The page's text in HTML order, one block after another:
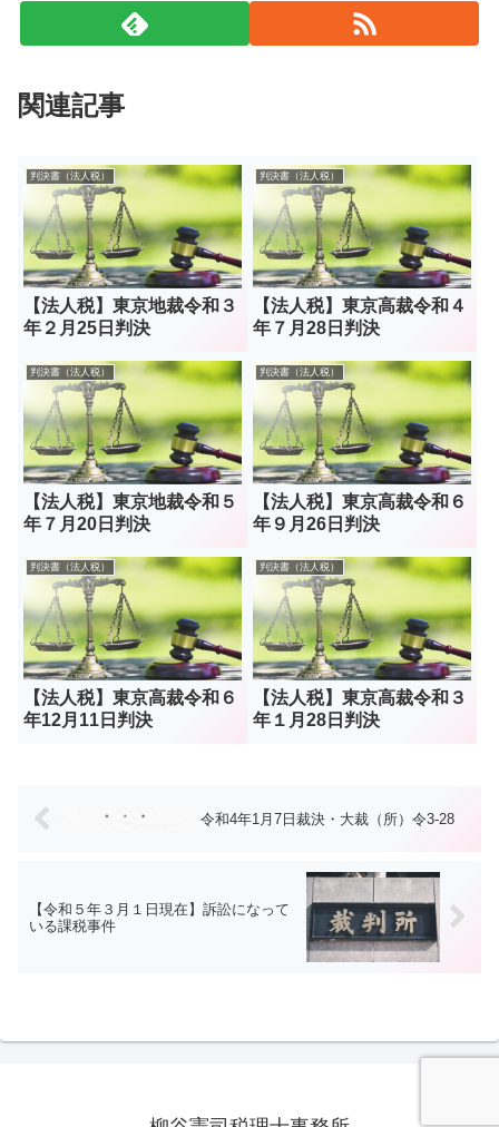
関連記事
判決書（法人税）
【法人税】東京地裁令和３
年２月25日判決
判決書（法人税）
【法人税】東京高裁令和４
年７月28日判決
判決書（法人税）
【法人税】東京地裁令和５
年７月20日判決
判決書（法人税）
【法人税】東京高裁令和６
年９月26日判決
判決書（法人税）
【法人税】東京高裁令和６
年12月11日判決
判決書（法人税）
【法人税】東京高裁令和３
年１月28日判決
令和4年1月7日裁決・大裁（所）令3-28
【令和５年３月１日現在】訴訟になって
いる課税事件